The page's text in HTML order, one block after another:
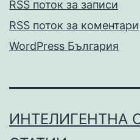
RSS поток за записи
RSS поток за коментари
WordPress България
ИНТЕЛИГЕНТНА